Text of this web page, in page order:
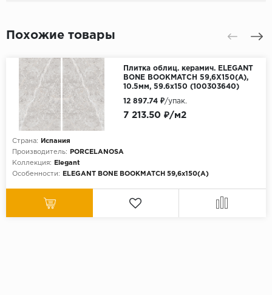
Похожие товары
Плитка облиц. керамич. ELEGANT
BONE BOOKMATCH 59,6X150(A),
10.5мм, 59.6x150 (100303640)
Страна:
Испания
Производитель:
PORCELANOSA
Коллекция:
Elegant
Особенности:
ELEGANT BONE BOOKMATCH 59,6x150(A)
7 213.50 ₽/м2
12 897.74 ₽/упак.